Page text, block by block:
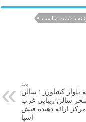
با قیمت مناسب
بعد
بلوار کشاورز : سالن
سالن زیبایی غرب
مرکز ارائه دهنده فیش
اسپا